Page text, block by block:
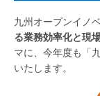
九州オープンイノ
る業務効率化と現
マに、今年度も「
いたします。